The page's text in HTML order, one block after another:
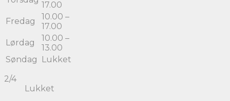
17.00
Fredag
10.00 –
17.00
Lørdag
10.00 –
13.00
Søndag
Lukket
2/4
Lukket